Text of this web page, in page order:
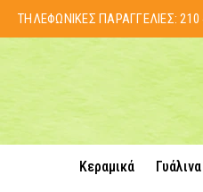
ΤΗΛΕΦΩΝΙΚΕΣ ΠΑΡΑΓΓΕΛΙΕΣ:210
Κεραμικά Γυάλινα